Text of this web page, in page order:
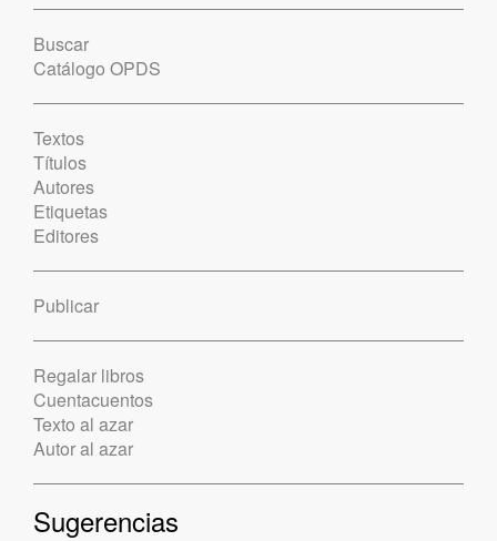
Buscar
Catálogo OPDS
Textos
Títulos
Autores
Etiquetas
Editores
Publicar
Regalar libros
Cuentacuentos
Texto al azar
Autor al azar
Sugerencias